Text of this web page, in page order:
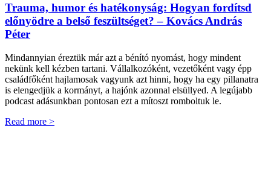
Trauma, humor és hatékonyság: Hogyan fordítsd
előnyödre a belső feszültséget? – Kovács András
Péter
Mindannyian éreztük már azt a bénító nyomást, hogy mindent
nekünk kell kézben tartani. Vállalkozóként, vezetőként vagy épp
családfőként hajlamosak vagyunk azt hinni, hogy ha egy pillanatra
is elengedjük a kormányt, a hajónk azonnal elsüllyed. A legújabb
podcast adásunkban pontosan ezt a mítoszt romboltuk le.
Read more >